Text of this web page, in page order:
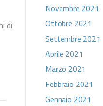
di
Novembre 2021
Ottobre 2021
Settembre 2021
Aprile 2021
Marzo 2021
Febbraio 2021
Gennaio 2021